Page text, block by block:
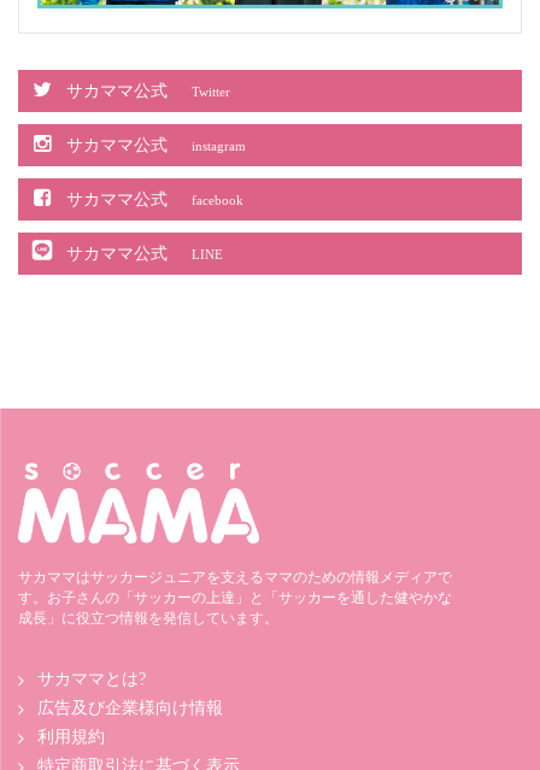
サカママ公式 Twitter
サカママ公式 instagram
サカママ公式 facebook
サカママ公式 LINE
サカママはサッカージュニアを支えるママのための情報メディアで
す。お子さんの「サッカーの上達」と「サッカーを通した健やかな
成長」に役立つ情報を発信しています。
サカママとは?
広告及び企業様向け情報
利用規約
特定商取引法に基づく表示